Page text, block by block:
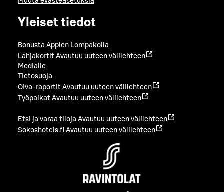
Yleiset tiedot
Bonusta Applen Lompakolla
Lahjakortit Avautuu uuteen välilehteen
Medialle
Tietosuoja
Oiva-raportit Avautuu uuteen välilehteen
Työpaikat Avautuu uuteen välilehteen
Etsi ja varaa tiloja Avautuu uuteen välilehteen
Sokoshotels.fi Avautuu uuteen välilehteen